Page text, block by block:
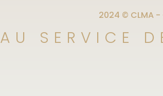
2024 © CLMA
AU SERVICE